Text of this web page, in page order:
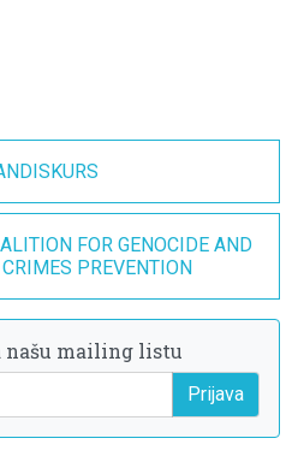
FOR GENOCIDE AND
PREVENTION
našu mailing listu
Prijava